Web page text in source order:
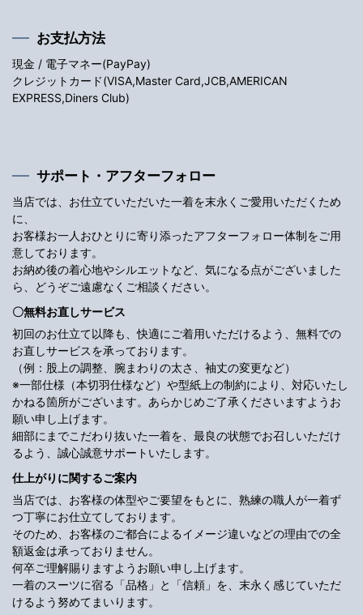
お支払方法
現金 / 電子マネー(PayPay)
クレジットカード(VISA,Master Card,JCB,AMERICAN
EXPRESS,Diners Club)
サポート・アフターフォロー
当店では、お仕立ていただいた一着を末永くご愛用いただくため
に、
お客様お一人おひとりに寄り添ったアフターフォロー体制をご用
意しております。
お納め後の着心地やシルエットなど、気になる点がございました
ら、どうぞご遠慮なくご相談ください。
〇無料お直しサービス
初回のお仕立て以降も、快適にご着用いただけるよう、無料での
お直しサービスを承っております。
（例：股上の調整、腕まわりの太さ、袖丈の変更など）
※一部仕様（本切羽仕様など）や型紙上の制約により、対応いたし
かねる箇所がございます。あらかじめご了承くださいますようお
願い申し上げます。
細部にまでこだわり抜いた一着を、最良の状態でお召しいただけ
るよう、誠心誠意サポートいたします。
仕上がりに関するご案内
当店では、お客様の体型やご要望をもとに、熟練の職人が一着ず
つ丁寧にお仕立てしております。
そのため、お客様のご都合によるイメージ違いなどの理由での全
額返金は承っておりません。
何卒ご理解賜りますようお願い申し上げます。
一着のスーツに宿る「品格」と「信頼」を、末永く感じていただ
けるよう努めてまいります。